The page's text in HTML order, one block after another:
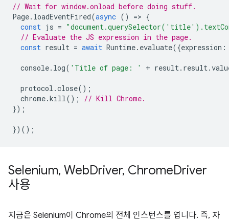
// Wait for window.onload before doing stuff.
Page. loadEventFired(async () => {
const js =
// Evaluate the JS expression in the page.
const result = await Runtime. evaluate({expression :
console. log( 'Title of page: ' + result. result.
protocol .close();
chrome.kill();
// Kill Chrome.
});
})();
Selenium, WebDriver, ChromeDriver
사용
지금은 Selenium이 Chrome의 전체 인스턴스를 엽니다. 즉, 자